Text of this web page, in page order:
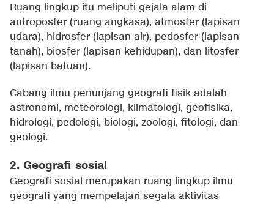
Ruang lingkup itu meliputi gejala alam di
antroposfer (ruang angkasa), atmosfer (lapisan
udara), hidrosfer (lapisan air), pedosfer (lapisan
tanah), biosfer (lapisan kehidupan), dan litosfer
(lapisan batuan).
Cabang ilmu penunjang geografi fisik adalah
astronomi, meteorologi, klimatologi, geofisika,
hidrologi, pedologi, biologi, zoologi, fitologi, dan
geologi.
2. Geografi sosial
Geografi sosial merupakan ruang lingkup ilmu
geografi yang mempelajari segala aktivitas